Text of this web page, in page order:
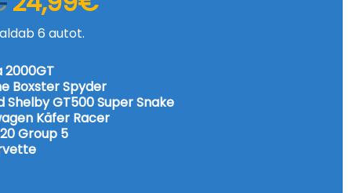
hind
oli:
29,99€.
6 autot.
2000GT
Boxster Spyder
Shelby GT500 Super Snake
Käfer Racer
Group 5